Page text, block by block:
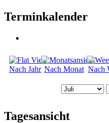
Terminkalender
Nach Jahr Nach Monat Nach
Tagesansicht